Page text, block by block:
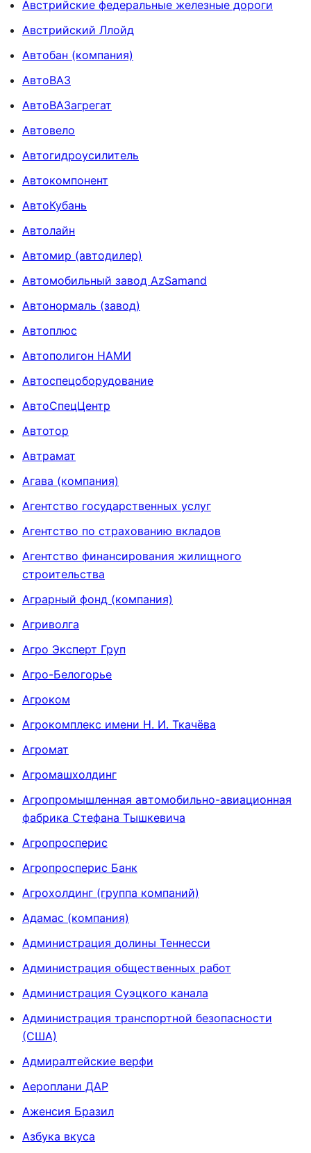
Австрийские федеральные железные дороги
Австрийский Ллойд
Автобан (компания)
АвтоВАЗ
АвтоВАЗагрегат
Автовело
Автогидроусилитель
Автокомпонент
АвтоКубань
Автолайн
Автомир (автодилер)
Автомобильный завод AzSamand
Автонормаль (завод)
Автоплюс
Автополигон НАМИ
Автоспецоборудование
АвтоСпецЦентр
Автотор
Автрамат
Агава (компания)
Агентство государственных услуг
Агентство по страхованию вкладов
Агентство финансирования жилищного
строительства
Аграрный фонд (компания)
Агриволга
Агро Эксперт Груп
Агро-Белогорье
Агроком
Агрокомплекс имени Н. И. Ткачёва
Агромат
Агромашхолдинг
Агропромышленная автомобильно-авиационная
фабрика Стефана Тышкевича
Агропросперис
Агропросперис Банк
Агрохолдинг (группа компаний)
Адамас (компания)
Администрация долины Теннесси
Администрация общественных работ
Администрация Суэцкого канала
Администрация транспортной безопасности
(США)
Адмиралтейские верфи
Аероплани ДАР
Аженсия Бразил
Азбука вкуса